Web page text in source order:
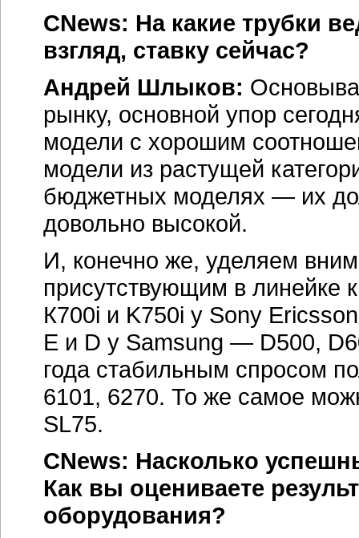
CNews: На какие трубки
взгляд, ставку сейчас?
Андрей Шлыков:
рынку, основной упор
модели с хорошим
модели из растущей
бюджетных моделях — их
довольно высокой.
И, конечно же, уделяем
присутствующим в линейке
К700i и K750i у Sony
E и D у Samsung — D500,
года стабильным спросом
6101, 6270. То же самое
SL75.
CNews: Насколько
Как вы оцениваете
оборудования?